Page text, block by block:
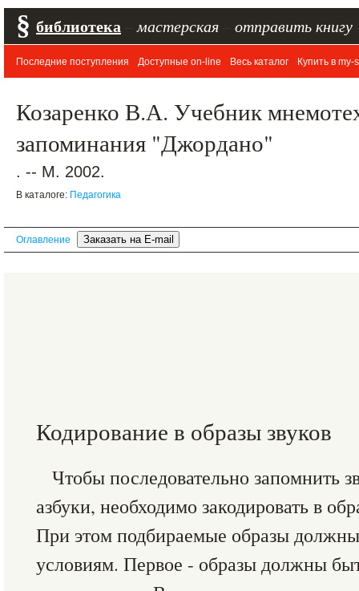
§ библиотека мастерская отправить книгу
Последние поступления Доступные on-line Весь каталог Купить в my-
Козаренко В.А. Учебник
запоминания "Джордано"
. -- М. 2002.
В каталоге: Педагогика
Оглавление
Кодирование в образы звуков
Чтобы последовательно запомнить
азбуки, необходимо закодировать в
При этом подбираемые образы должны
условиям. Первое - образы должны